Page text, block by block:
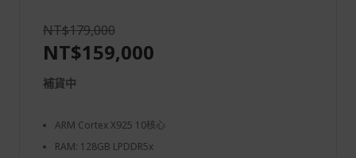
NT$179,000
NT$159,000
補貨中
ARM Cortex X925 10核心
RAM: 128GB LPDDR5x